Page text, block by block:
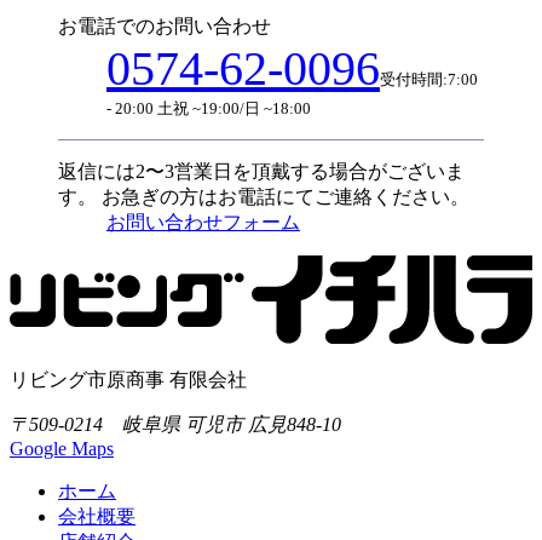
お電話でのお問い合わせ
0574-62-0096受付時間:7:00
- 20:00 土祝 ~19:00/日 ~18:00
返信には2〜3営業日を頂戴する場合がございま
す。
お急ぎの方はお電話にてご連絡ください。
お問い合わせフォーム
リビング市原商事 有限会社
〒509-0214 岐阜県 可児市 広見848-10
Google Maps
ホーム
会社概要